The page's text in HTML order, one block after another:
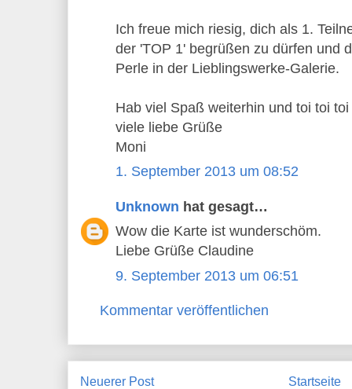
Ich freue mich riesig, dich als 1.
der 'TOP 1' begrüßen zu dürfen und
Perle in der Lieblingswerke-Galerie.
Hab viel Spaß weiterhin und toi toi
viele liebe Grüße
Moni
1. September 2013 um 08:52
Unknown hat gesagt…
Wow die Karte ist wunderschöm.
Liebe Grüße Claudine
9. September 2013 um 06:51
Kommentar veröffentlichen
Neuerer Post Startseite